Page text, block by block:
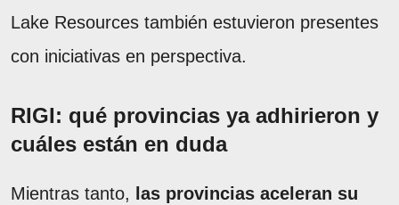
Lake Resources también estuvieron presentes
con iniciativas en perspectiva.
RIGI: qué provincias ya adhirieron y
cuáles están en duda
Mientras tanto,
las provincias aceleran su